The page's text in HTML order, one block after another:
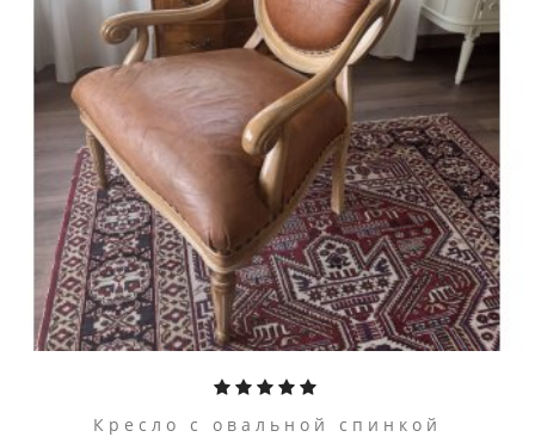
ПЕРЕЙТИ К ТОВАРУ
Кресло с овальной спинкой